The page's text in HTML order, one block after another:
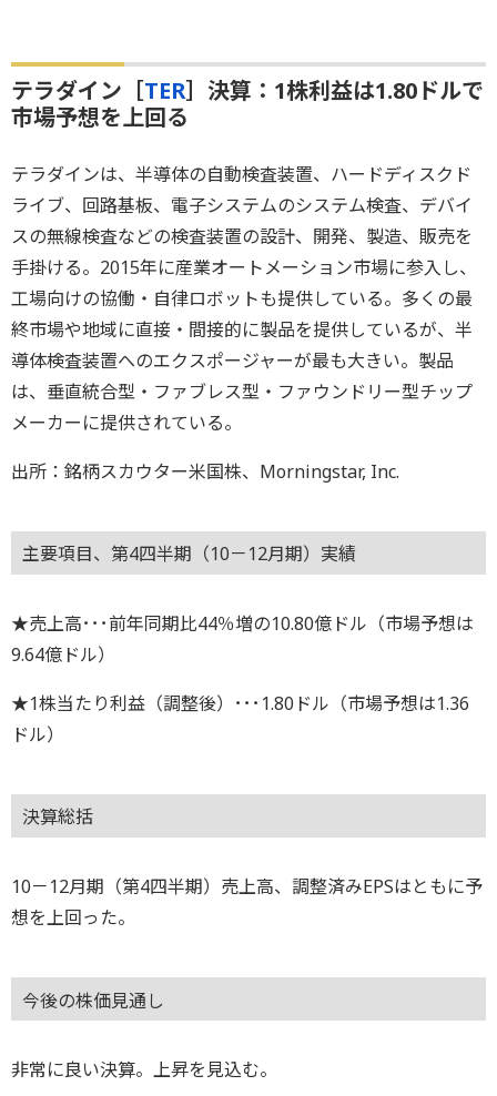
テラダイン［TER］決算：1株利益は1.80ドルで
市場予想を上回る
テラダインは、半導体の自動検査装置、ハードディスクド
ライブ、回路基板、電子システムのシステム検査、デバイ
スの無線検査などの検査装置の設計、開発、製造、販売を
手掛ける。2015年に産業オートメーション市場に参入し、
工場向けの協働・自律ロボットも提供している。多くの最
終市場や地域に直接・間接的に製品を提供しているが、半
導体検査装置へのエクスポージャーが最も大きい。製品
は、垂直統合型・ファブレス型・ファウンドリー型チップ
メーカーに提供されている。
出所：銘柄スカウター米国株、Morningstar, Inc.
主要項目、第4四半期（10－12月期）実績
★売上高･･･前年同期比44％増の10.80億ドル（市場予想は
9.64億ドル）
★1株当たり利益（調整後）･･･1.80ドル（市場予想は1.36
ドル）
決算総括
10－12月期（第4四半期）売上高、調整済みEPSはともに予
想を上回った。
今後の株価見通し
非常に良い決算。上昇を見込む。